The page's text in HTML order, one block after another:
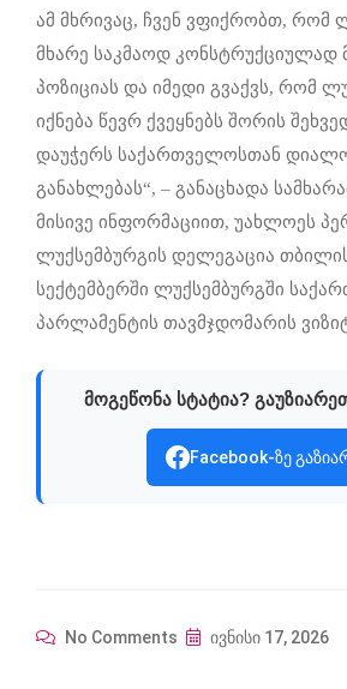
ამ მხრივაც, ჩვენ ვფიქრობთ, რომ
მხარე საკმაოდ კონსტრუქციულად
პოზიციას და იმედი გვაქვს, რომ
იქნება წევრ ქვეყნებს შორის
დაუჭერს საქართველოსთან
განახლებას“, – განაცხადა
მისივე ინფორმაციით, უახლოეს
ლუქსემბურგის დელეგაცია
სექტემბერში ლუქსემბურგში
პარლამენტის თავმჯდომარის
მოგეწონა სტატია?
Facebook-ზე
No Comments ივნისი 17, 2026